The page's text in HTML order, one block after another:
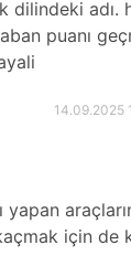
adı.
puanı
14.09.2025
için de